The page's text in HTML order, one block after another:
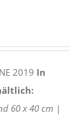
2019 In
60 x 40 cm |